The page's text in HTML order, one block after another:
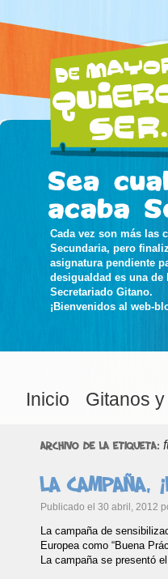
Cada vez son más las
Secundaria, pero
asignatura pendiente
desigualdad es una
Secretariado Gitano.
¡Bienvenidos al web-
Inicio Gitanos
Archivo de la etiqueta:
La campaña,
Publicado el 30 abril, 2012
La campaña de
Europea como “Buena
La campaña se presentó